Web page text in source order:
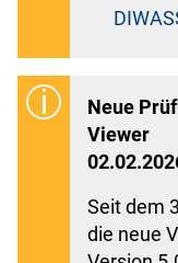
Neue
Viewer
Seit dem
die neue